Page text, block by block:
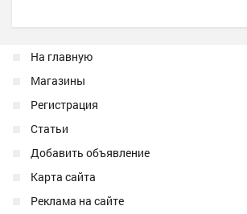
На главную
Магазины
Регистрация
Статьи
Добавить объявление
Карта сайта
Реклама на сайте